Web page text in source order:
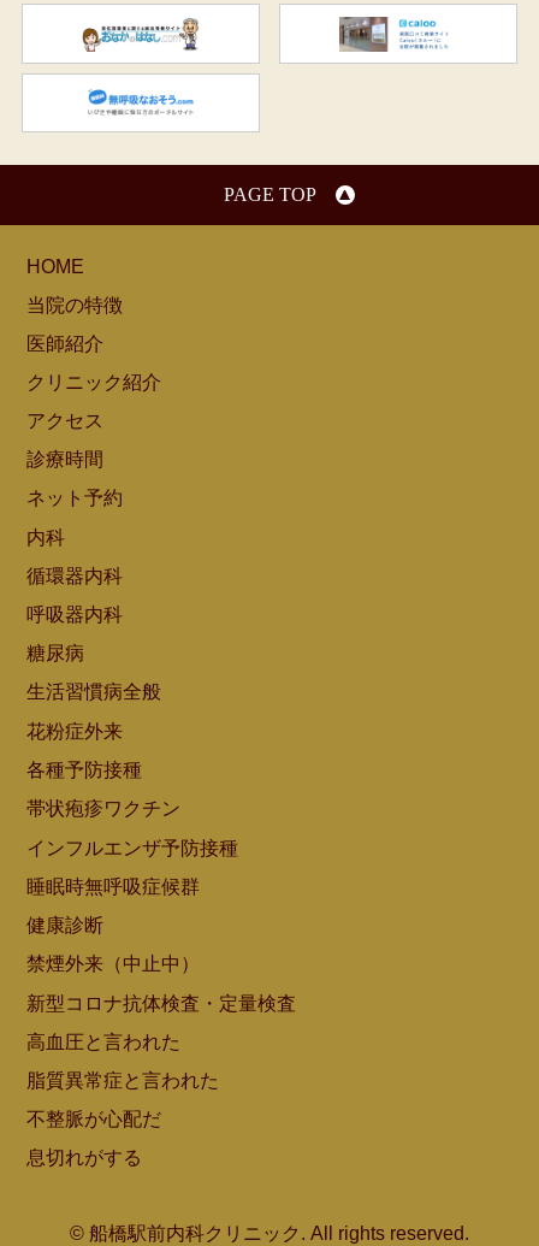
おなかのはなし.com
PAGE TOP
HOME
当院の特徴
医師紹介
クリニック紹介
アクセス
診療時間
ネット予約
内科
循環器内科
呼吸器内科
糖尿病
生活習慣病全般
花粉症外来
各種予防接種
帯状疱疹ワクチン
インフルエンザ予防接種
睡眠時無呼吸症候群
健康診断
禁煙外来（中止中）
新型コロナ抗体検査・定量検査
高血圧と言われた
脂質異常症と言われた
不整脈が心配だ
息切れがする
© 船橋駅前内科クリニック. All rights reserved.